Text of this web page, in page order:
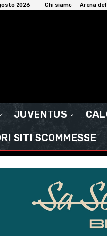
2026 Chi siamo Arena del
JUVENTUS
SITI SCOMMESSE